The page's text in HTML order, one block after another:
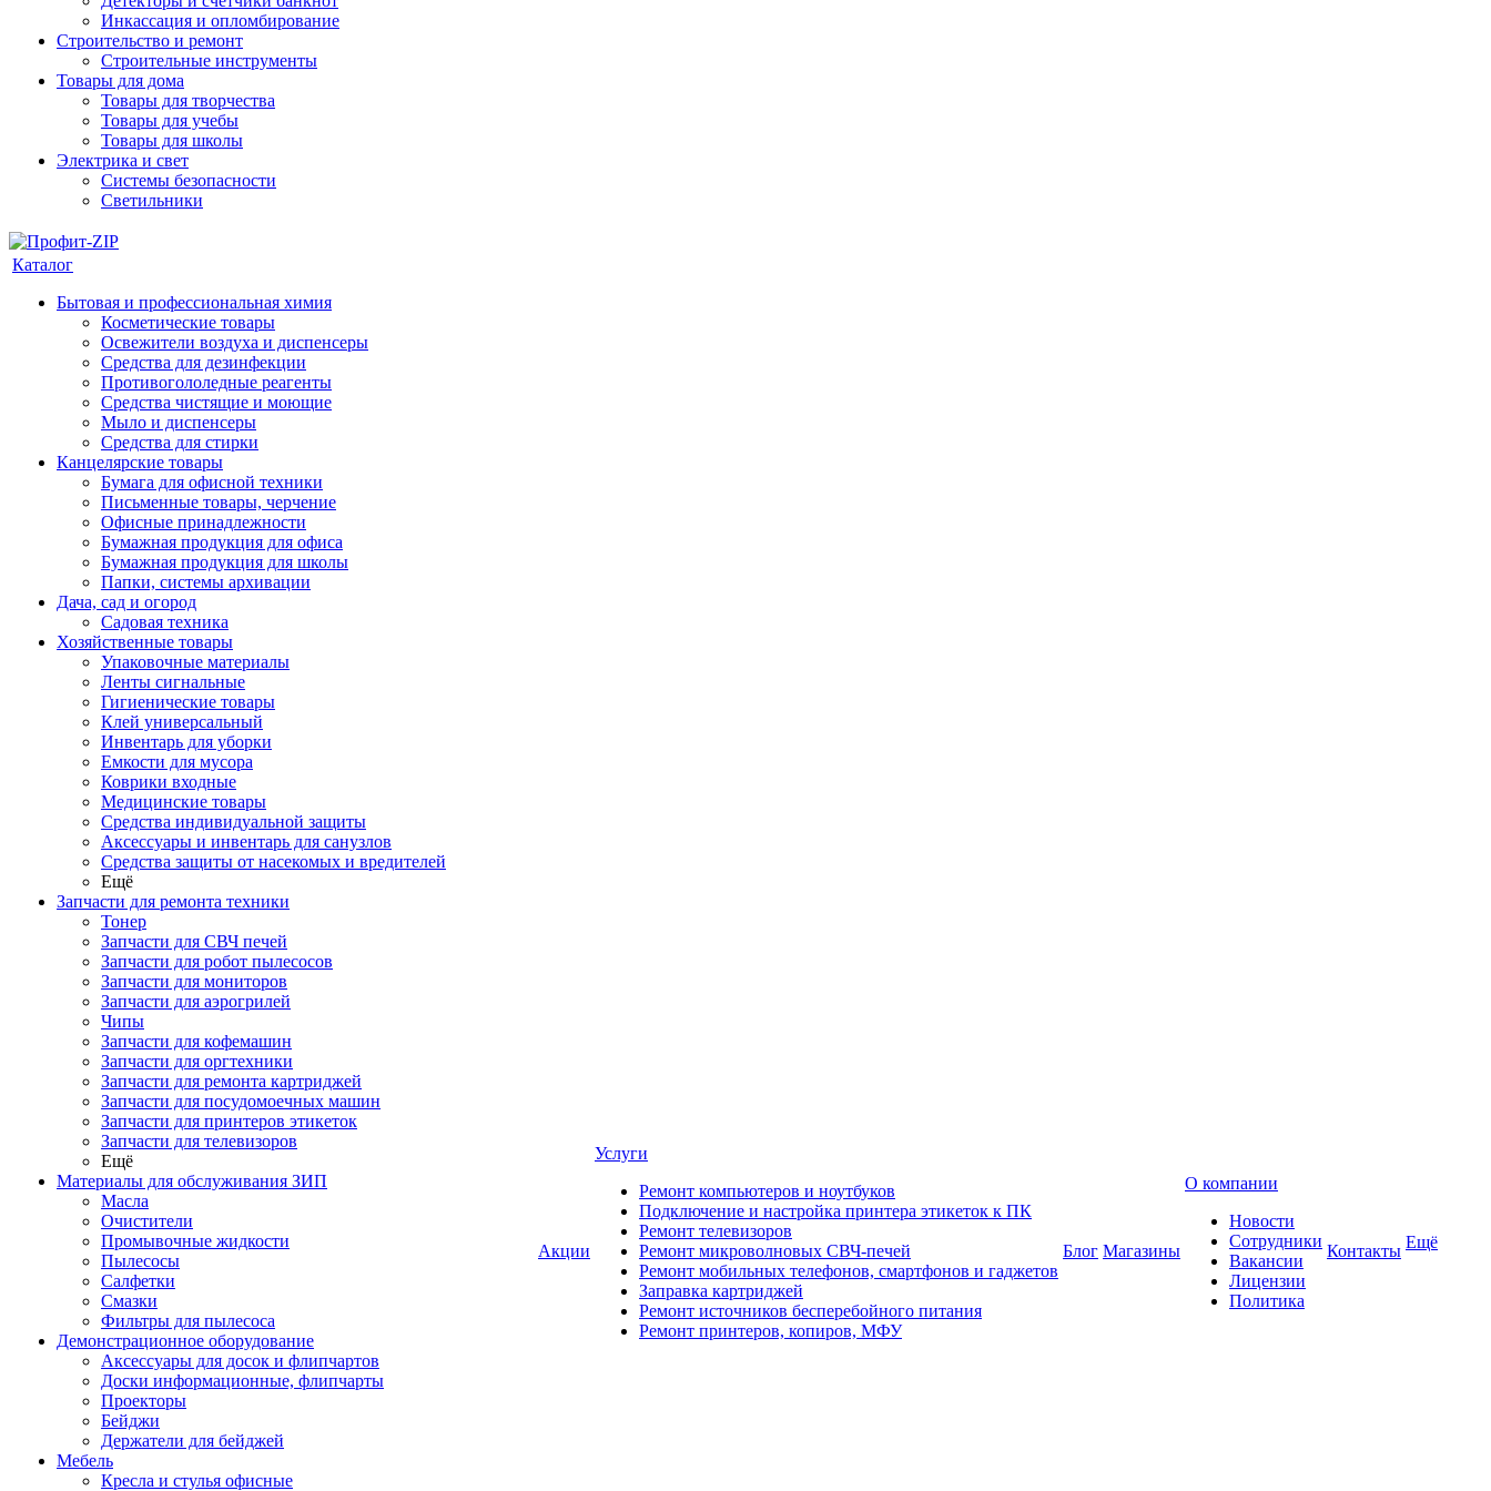
Инкассация и опломбирование
Строительство и ремонт
Строительные инструменты
Товары для дома
Товары для творчества
Товары для учебы
Товары для школы
Электрика и свет
Системы безопасности
Светильники
Каталог
Бытовая и профессиональная химия
Косметические товары
Освежители воздуха и диспенсеры
Средства для дезинфекции
Противогололедные реагенты
Средства чистящие и моющие
Мыло и диспенсеры
Средства для стирки
Канцелярские товары
Бумага для офисной техники
Письменные товары, черчение
Офисные принадлежности
Бумажная продукция для офиса
Бумажная продукция для школы
Папки, системы архивации
Дача, сад и огород
Садовая техника
Хозяйственные товары
Упаковочные материалы
Ленты сигнальные
Гигиенические товары
Клей универсальный
Инвентарь для уборки
Емкости для мусора
Коврики входные
Медицинские товары
Средства индивидуальной защиты
Аксессуары и инвентарь для санузлов
Средства защиты от насекомых и вредителей
Ещё
Запчасти для ремонта техники
Тонер
Запчасти для СВЧ печей
Запчасти для робот пылесосов
Запчасти для мониторов
Запчасти для аэрогрилей
Чипы
Запчасти для кофемашин
Запчасти для оргтехники
Запчасти для ремонта картриджей
Запчасти для посудомоечных машин
Запчасти для принтеров этикеток
Запчасти для телевизоров
Ещё
Материалы для обслуживания ЗИП
Масла
Очистители
Промывочные жидкости
Пылесосы
Салфетки
Смазки
Фильтры для пылесоса
Демонстрационное оборудование
Аксессуары для досок и флипчартов
Доски информационные, флипчарты
Проекторы
Бейджи
Держатели для бейджей
Мебель
Кресла и стулья офисные
Акции
Услуги
Ремонт компьютеров и ноутбуков
Подключение и настройка принтера этикеток к ПК
Ремонт телевизоров
Ремонт микроволновых СВЧ-печей
Ремонт мобильных телефонов, смартфонов и гаджетов
Заправка картриджей
Ремонт источников бесперебойного питания
Ремонт принтеров, копиров, МФУ
Блог Магазины
О компании
Новости
Сотрудники
Вакансии
Лицензии
Политика
Контакты Ещё